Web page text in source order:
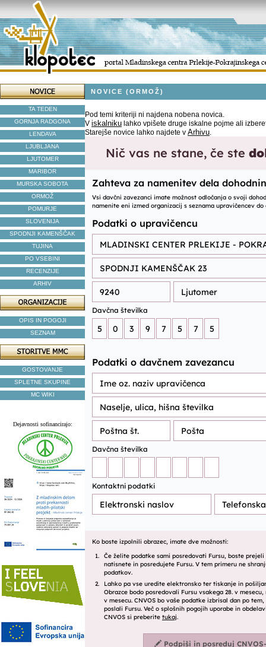
TA TEDEN
GORNJA RADGONA
LENDAVA
LJUBLJANA
LJUTOMER
MARIBOR
MURSKA SOBOTA
ORMOŽ
POMURJE
SLOVENIJA
SPODNJI KAMENŠČAK
TUJINA
PO VSEBINI
RECENZIJE
ARHIV
OPIS IN POGOJI
SEZNAM
GOSTOVANJE
SPLETNE SKUPINE
MC WIKI
Dejavnosti sofinancirajo:
NOVICE (ORMOŽ)
Pod temi kriteriji ni najdena nobena novica.
V iskalniku lahko vpišete druge iskalne pojme ali
Starejše novice lahko najdete v Arhivu.